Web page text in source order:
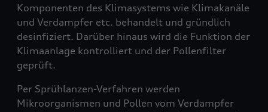
Komponenten des Klimasystems wie Klimakanäle
und Verdampfer etc. behandelt und gründlich
desinfiziert. Darüber hinaus wird die Funktion der
Klimaanlage kontrolliert und der Pollenfilter
geprüft.
Per Sprühlanzen-Verfahren werden
Mikroorganismen und Pollen vom Verdampfer